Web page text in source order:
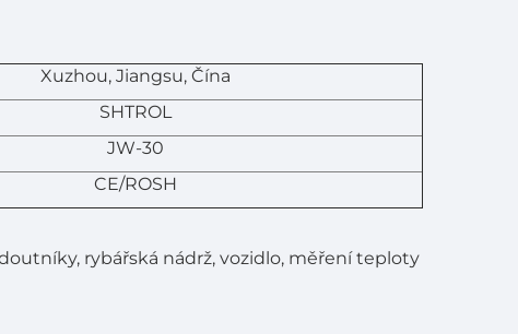
Xuzhou, Jiangsu, Čína
SHTROL
JW-30
CE/ROSH
rybářská nádrž, vozidlo, měření teploty